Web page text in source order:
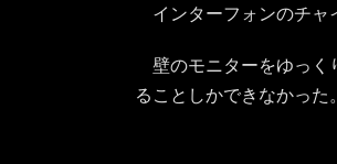
インターフォンのチャ
壁のモニターをゆっく
ることしかできなかった。